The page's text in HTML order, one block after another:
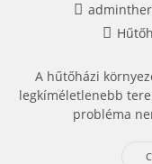
A hűtőházi
legkíméletlenebb
probléma